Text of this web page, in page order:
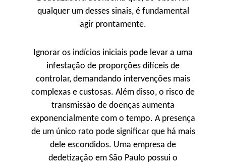
qualquer um desses sinais, é fundamental
agir prontamente.
Ignorar os indícios iniciais pode levar a uma
infestação de proporções difíceis de
controlar, demandando intervenções mais
complexas e custosas. Além disso, o risco de
transmissão de doenças aumenta
exponencialmente com o tempo. A presença
de um único rato pode significar que há mais
dele escondidos. Uma empresa de
dedetização em São Paulo possui o